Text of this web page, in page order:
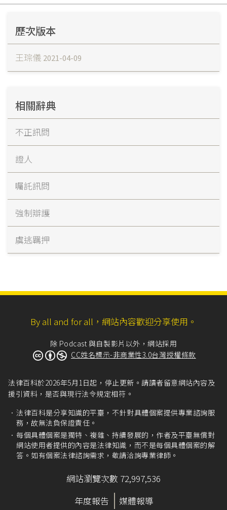
歷次版本
王琮儀 2021-04-09
相關辭典
不正訊問
證人
囑託訊問
強制辯護
虞逃羈押
By all and for all，網站內容歡迎分享使用。
除 Podcast 與自製影片以外，網站採用
CC姓名標示-非商業性3.0台灣授權條款
法律百科於2026年5月1日起，停止更新。請讀者留意網站內容及
援引資料，是否與現行法令規定相符。
法律百科是分享知識的平臺，不針對具體個案提供專業諮詢服
務，故無法負保證責任。
每個具體個案是獨特、複雜、持續發展的，作者及平臺無償對
網站使用者提供的內容是法律知識，而不是每個具體個案的解
答。如有個案法律諮詢需求，敬請洽詢專業律師。
網站瀏覽次數 72,997,536
年度報告
媒體報導